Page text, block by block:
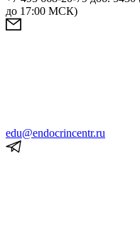
до 17:00 МСК)
edu@endocrincentr.ru